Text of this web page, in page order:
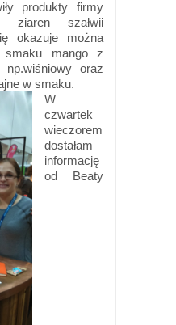
produkty firmy
szałwii
okazuje można
mango z
oraz
w smaku.
W
czwartek
wieczorem
dostałam
informację
od Beaty